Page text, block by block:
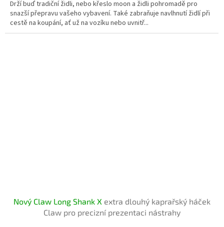
Drží buď tradiční židli, nebo křeslo moon a židli pohromadě pro
snazší přepravu vašeho vybavení. Také zabraňuje navlhnutí židlí při
cestě na koupání, ať už na vozíku nebo uvnitř...
Nový Claw Long Shank X extra dlouhý kaprařský háček
Claw pro precizní prezentaci nástrahy